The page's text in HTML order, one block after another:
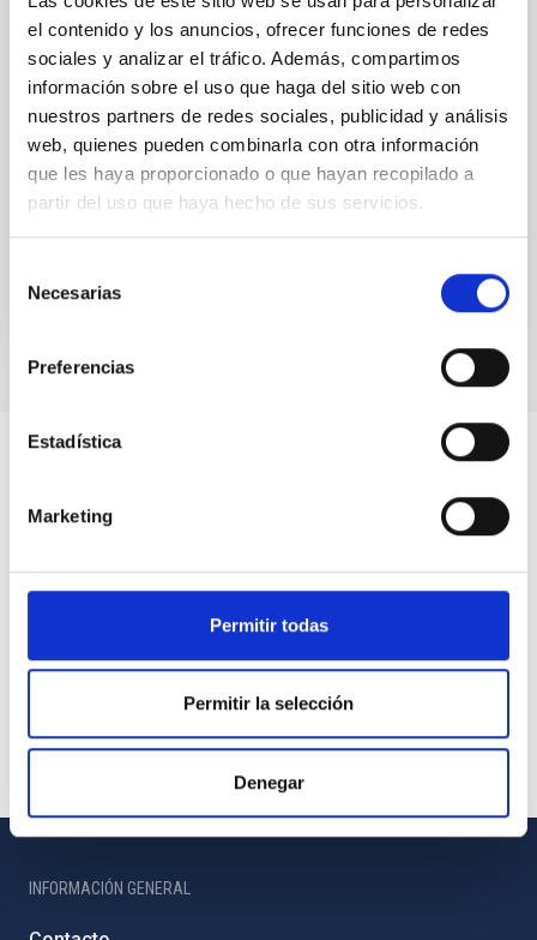
el contenido y los anuncios, ofrecer funciones de redes
sociales y analizar el tráfico. Además, compartimos
información sobre el uso que haga del sitio web con
nuestros partners de redes sociales, publicidad y análisis
web, quienes pueden combinarla con otra información
que les haya proporcionado o que hayan recopilado a
partir del uso que haya hecho de sus servicios.
Necesarias
Preferencias
Estadística
Marketing
Permitir todas
Permitir la selección
Denegar
estudiantes y voluntarios (científicos ciudadanos), la
España vaciada y el espacio insular ultra-periférico,
en una labor compartida de conocimiento. El
proyecto North African Telescope Eclipse (NATE),
liderado por el Instituto de Astrofísica de
Valentín Juan Martínez Pillet
En ejecución
INFORMACIÓN GENERAL